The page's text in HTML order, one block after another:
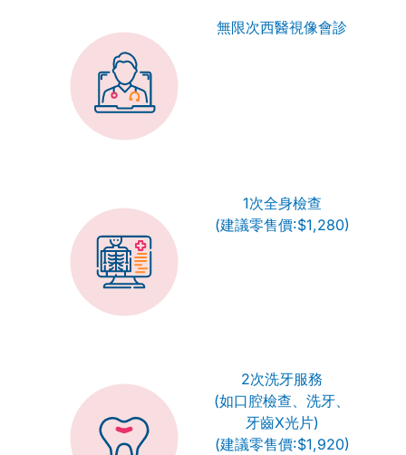
無限次西醫視像會診
1次全身檢查
(建議零售價:$1,280)
2次洗牙服務
(如口腔檢查、洗牙、
牙齒X光片)
(建議零售價:$1,920)